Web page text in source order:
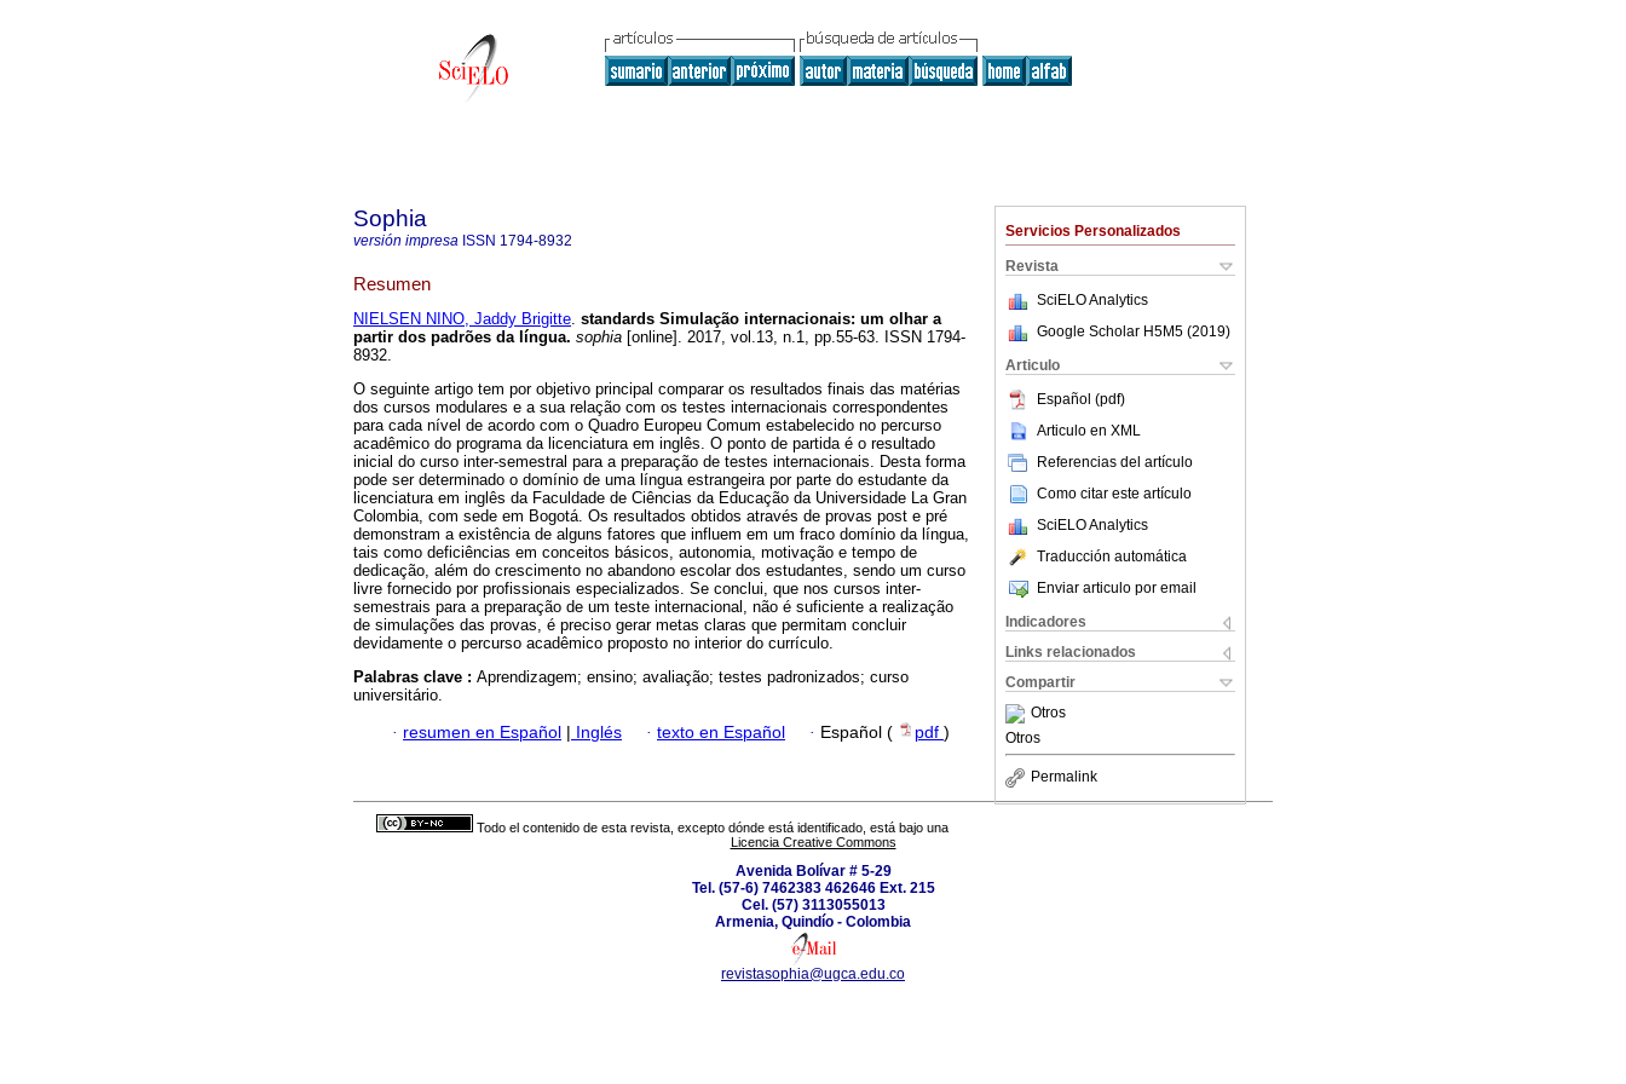
Servicios Personalizados
Revista
SciELO Analytics
Google Scholar H5M5 (2019)
Articulo
Español (pdf)
Articulo en XML
Referencias del artículo
Como citar este artículo
SciELO Analytics
Traducción automática
Enviar articulo por email
Indicadores
Links relacionados
Compartir
Otros
Otros
Permalink
Sophia
versión impresa ISSN 1794-8932
Resumen
NIELSEN NINO, Jaddy Brigitte. standards Simulação internacionais: um olhar a
partir dos padrões da língua. sophia [online]. 2017, vol.13, n.1, pp.55-63. ISSN 1794-
8932.
O seguinte artigo tem por objetivo principal comparar os resultados finais das matérias
dos cursos modulares e a sua relação com os testes internacionais correspondentes
para cada nível de acordo com o Quadro Europeu Comum estabelecido no percurso
acadêmico do programa da licenciatura em inglês. O ponto de partida é o resultado
inicial do curso inter-semestral para a preparação de testes internacionais. Desta forma
pode ser determinado o domínio de uma língua estrangeira por parte do estudante da
licenciatura em inglês da Faculdade de Ciências da Educação da Universidade La Gran
Colombia, com sede em Bogotá. Os resultados obtidos através de provas post e pré
demonstram a existência de alguns fatores que influem em um fraco domínio da língua,
tais como deficiências em conceitos básicos, autonomia, motivação e tempo de
dedicação, além do crescimento no abandono escolar dos estudantes, sendo um curso
livre fornecido por profissionais especializados. Se conclui, que nos cursos inter-
semestrais para a preparação de um teste internacional, não é suficiente a realização
de simulações das provas, é preciso gerar metas claras que permitam concluir
devidamente o percurso acadêmico proposto no interior do currículo.
Palabras clave : Aprendizagem; ensino; avaliação; testes padronizados; curso
universitário.
· resumen en Español | Inglés · texto en Español · Español ( pdf )
Todo el contenido de esta revista, excepto dónde está identificado, está bajo una
Licencia Creative Commons
Avenida Bolívar # 5-29
Tel. (57-6) 7462383 462646 Ext. 215
Cel. (57) 3113055013
Armenia, Quindío - Colombia
revistasophia@ugca.edu.co